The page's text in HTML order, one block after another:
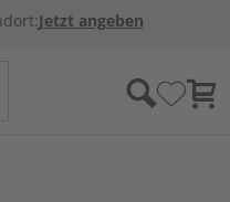
Jetzt angeben